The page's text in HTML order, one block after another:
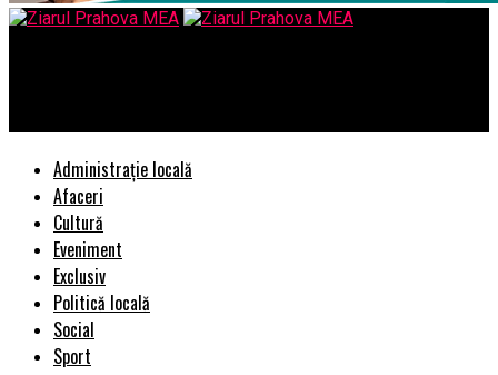
Administrație locală
Afaceri
Cultură
Eveniment
Exclusiv
Politică locală
Social
Sport